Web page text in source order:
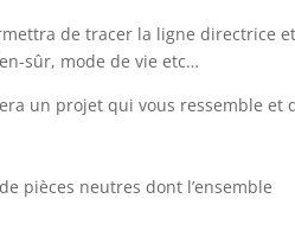
de tracer la ligne directrice et
sûr, mode de vie etc…
un projet qui vous ressemble et
pièces neutres dont l’ensemble